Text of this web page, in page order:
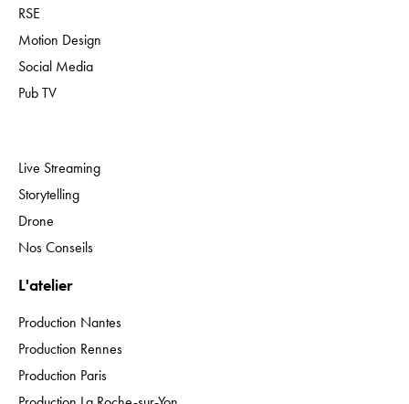
RSE
Motion Design
Social Media
Pub TV
Live Streaming
Storytelling
Drone
Nos Conseils
L'atelier
Production Nantes
Production Rennes
Production Paris